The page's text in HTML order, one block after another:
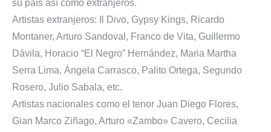
su país así como extranjeros.
Artistas extranjeros: Il Divo, Gypsy Kings, Ricardo
Montaner, Arturo Sandoval, Franco de Vita, Guillermo
Dávila, Horacio “El Negro” Hernández, Maria Martha
Serra Lima, Ángela Carrasco, Palito Ortega, Segundo
Rosero, Julio Sabala, etc.
Artistas nacionales como el tenor Juan Diego Flores,
Gian Marco Ziñago, Arturo «Zambo» Cavero, Cecilia